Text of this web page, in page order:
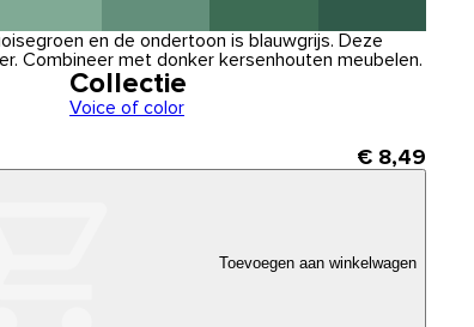
en de ondertoon is blauwgrijs. Deze
Combineer met donker kersenhouten meubelen.
Collectie
Voice of color
€ 8,49
Toevoegen aan winkelwagen